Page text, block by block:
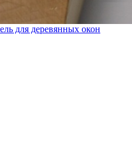
для деревянных окон